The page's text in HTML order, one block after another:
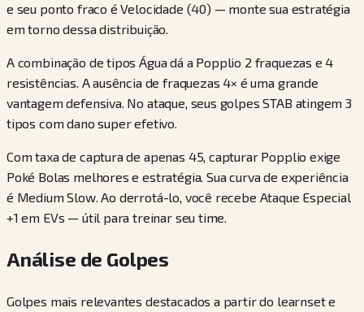
e seu ponto fraco é Velocidade (40) — monte sua estratégia
em torno dessa distribuição.
A combinação de tipos Água dá a Popplio 2 fraquezas e 4
resistências. A ausência de fraquezas 4× é uma grande
vantagem defensiva. No ataque, seus golpes STAB atingem 3
tipos com dano super efetivo.
Com taxa de captura de apenas 45, capturar Popplio exige
Poké Bolas melhores e estratégia. Sua curva de experiência
é Medium Slow. Ao derrotá-lo, você recebe Ataque Especial
+1 em EVs — útil para treinar seu time.
Análise de Golpes
Golpes mais relevantes destacados a partir do learnset e